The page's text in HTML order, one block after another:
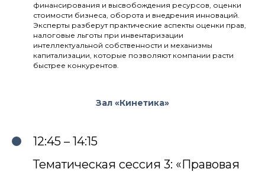
финансирования и высвобождения ресурсов, оценки
стоимости бизнеса, оборота и внедрения инноваций.
Эксперты разберут практические аспекты оценки прав,
налоговые льготы при инвентаризации
интеллектуальной собственности и механизмы
капитализации, которые позволяют компании расти
быстрее конкурентов.
Зал «Кинетика»
12:45 – 14:15
Тематическая сессия 3: «Правовая